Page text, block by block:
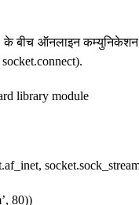
के बीच ऑनलाइन
library module
80))